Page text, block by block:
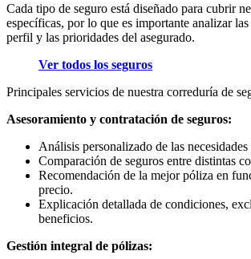
Cada tipo de seguro está diseñado para cubrir
específicas, por lo que es importante analizar
perfil y las prioridades del asegurado.
Ver todos los seguros
Principales servicios de nuestra correduría de
Asesoramiento y contratación de seguros:
Análisis personalizado de las
Comparación de seguros entre distintas
Recomendación de la mejor póliza en
precio.
Explicación detallada de condiciones,
beneficios.
Gestión integral de pólizas: